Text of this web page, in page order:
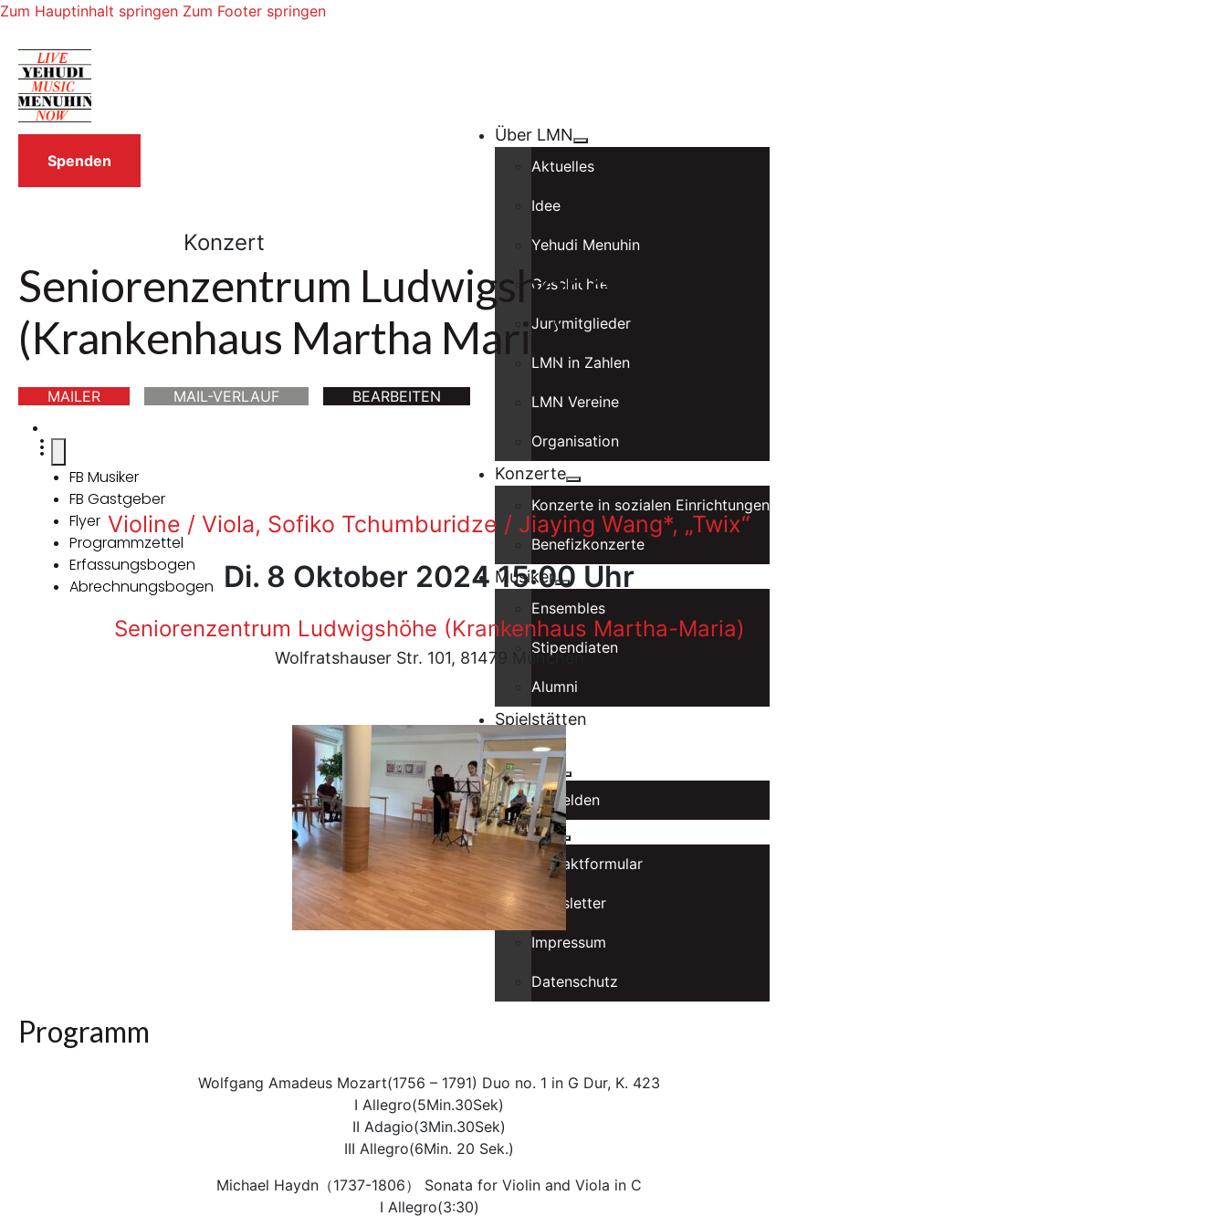
Zum Hauptinhalt springen Zum Footer springen
Über LMN
Aktuelles
Idee
Yehudi Menuhin
Geschichte
Jurymitglieder
LMN in Zahlen
LMN Vereine
Organisation
Konzerte
Konzerte in sozialen Einrichtungen
Benefizkonzerte
Musiker
Ensembles
Stipendiaten
Alumni
Spielstätten
Förderer
Intranet
Anmelden
Kontakt
Kontaktformular
Newsletter
Impressum
Datenschutz
Spenden
Konzert
Seniorenzentrum Ludwigshöhe
(Krankenhaus Martha Maria)
MAILER MAIL-VERLAUF BEARBEITEN
FB Musiker
FB Gastgeber
Flyer
Programmzettel
Erfassungsbogen
Abrechnungsbogen
Violine / Viola, Sofiko Tchumburidze / Jiaying Wang*, „Twix“
Di. 8 Oktober 2024 15:00 Uhr
Seniorenzentrum Ludwigshöhe (Krankenhaus Martha-Maria)
Wolfratshauser Str. 101, 81479 München
Programm
Wolfgang Amadeus Mozart(1756 – 1791) Duo no. 1 in G Dur, K. 423
I Allegro(5Min.30Sek)
II Adagio(3Min.30Sek)
III Allegro(6Min. 20 Sek.)
Michael Haydn（1737-1806） Sonata for Violin and Viola in C
I Allegro(3:30)